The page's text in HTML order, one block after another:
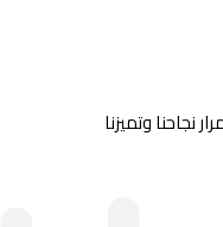
نجاحنا وتميزنا